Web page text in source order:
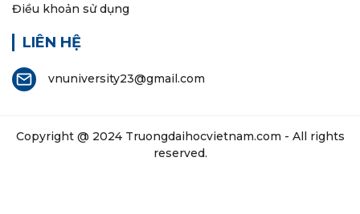
Điều khoản sử dụng
LIÊN HỆ
vnuniversity23@gmail.com
Copyright @ 2024 Truongdaihocvietnam.com - All rights
reserved.